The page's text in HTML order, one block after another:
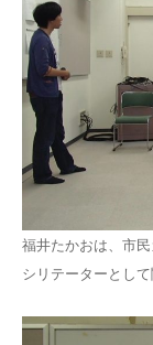
福井たかおは、市
シリテーターとして